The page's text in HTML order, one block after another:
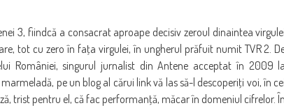
3, fiindcă a consacrat aproape decisiv zeroul dinaintea
tot cu zero în faţa virgulei, în ungherul prăfuit numit TVR 2.
României, singurul jurnalist din Antene acceptat în 2009
pe un blog al cărui link vă las să-l descoperiţi voi, în
trist pentru el, că fac performanţă, măcar în domeniul cifrelor.